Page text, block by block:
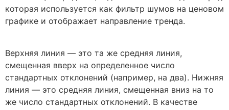
которая используется как фильтр шумов на ценовом
графике и отображает направление тренда.
Верхняя линия — это та же средняя линия,
смещенная вверх на определенное число
стандартных отклонений (например, на два). Нижняя
линия — это средняя линия, смещенная вниз на то
же число стандартных отклонений. В качестве